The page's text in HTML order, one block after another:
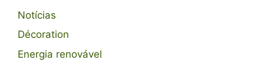
Notícias
Décoration
Energia renovável